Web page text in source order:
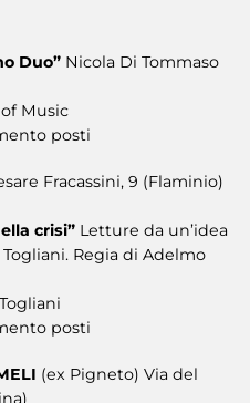
Duo” Nicola Di Tommaso
Music
posti
Fracassini, 9 (Flaminio)
crisi” Letture da un’idea
Regia di Adelmo
posti
(ex Pigneto) Via del